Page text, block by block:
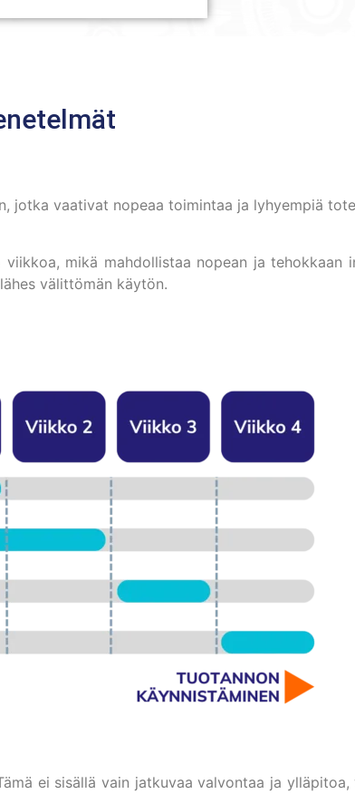
jotka vaativat nopeaa toimintaa ja lyhyempiä
mikä mahdollistaa nopean ja tehokkaan
välittömän käytön.
ei sisällä vain jatkuvaa valvontaa ja ylläpitoa,